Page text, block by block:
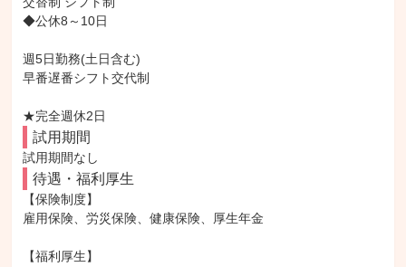
◆公休8～10日
週5日勤務(土日含む)
早番遅番シフト交代制
★完全週休2日
試用期間
試用期間なし
待遇・福利厚生
【保険制度】
雇用保険、労災保険、健康保険、厚生年金
【福利厚生】